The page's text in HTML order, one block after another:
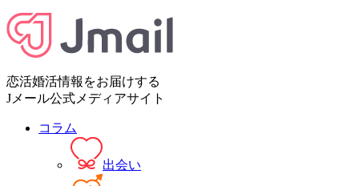
恋活婚活情報をお届けする
Jメール公式メディアサイト
コラム
出会い